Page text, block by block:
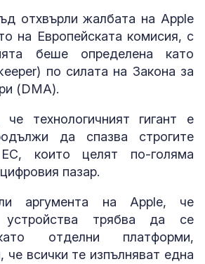
отхвърли жалбата на Apple
на Европейската комисия, с
беше определена като
по силата на Закона за
(DMA).
че технологичният гигант е
да спазва строгите
които целят по-голяма
пазар.
аргумента на Apple, че
устройства трябва да се
отделни платформи,
че всички те изпълняват една